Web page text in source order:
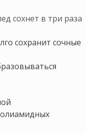
сохнет в три раза
сохранит сочные